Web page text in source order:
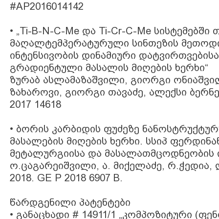
#AP2016014142
• „Ti-B-N-C-Me და Ti-Cr-C-Me
მაღალტემპერატურული სინთეზის
ინტენსივობის დინამიური
გრადიენტული მასალის მიღების ხერხი“
ზურაბ ასლამაზაშვილი, გიორგი
ზახაროვი, გიორგი თავაძე, ალექსი
2017 14618
• ბორის კარბიდის ფუძეზე
მასალების მიღების ხერხი. სსიპ
მეტალურგიისა და მასალათმცოდნეობის
ო.ცაგარეიშვილი, ა. მიქელაძე,
2018. GE P 2018 6907 B.
წარდგენილი პატენტები
• განაცხადი # 14911/1 „კომპოზიტური